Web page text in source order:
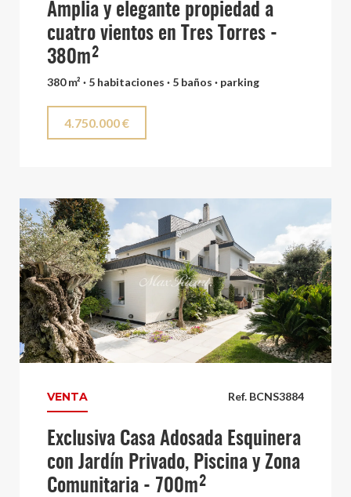
Amplia y elegante propiedad a
cuatro vientos en Tres Torres -
380m²
380 m² · 5 habitaciones · 5 baños · parking
4.750.000 €
Ref. BCNS3884
VENTA
Exclusiva Casa Adosada Esquinera
con Jardín Privado, Piscina y Zona
Comunitaria - 700m²